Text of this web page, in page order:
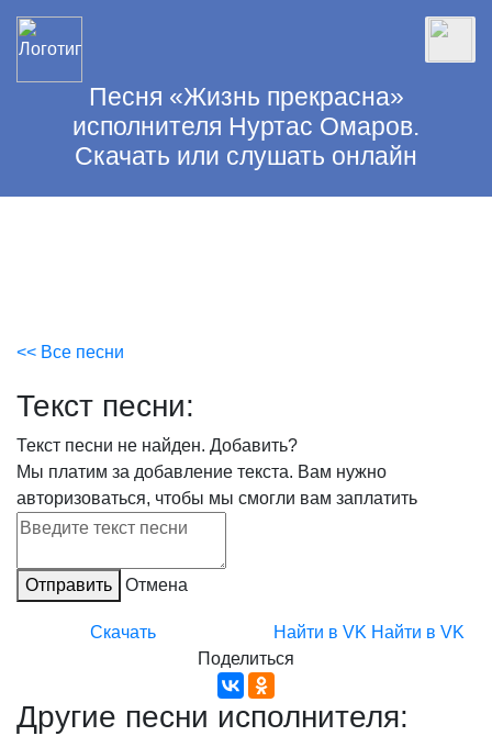
Песня «Жизнь прекрасна»
исполнителя Нуртас Омаров.
Скачать или слушать онлайн
<< Все песни
Текст песни:
Текст песни не найден. Добавить?
Мы платим за добавление текста. Вам нужно
авторизоваться, чтобы мы смогли вам заплатить
Отправить Отмена
Скачать Найти в VK Найти в VK
Поделиться
Другие песни исполнителя: